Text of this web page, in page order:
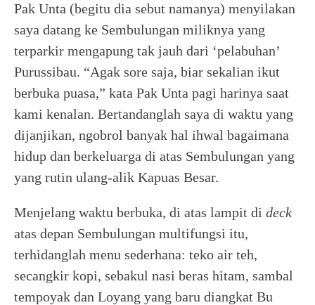
Pak Unta (begitu dia sebut namanya) menyilakan
saya datang ke Sembulungan miliknya yang
terparkir mengapung tak jauh dari ‘pelabuhan’
Purussibau. “Agak sore saja, biar sekalian ikut
berbuka puasa,” kata Pak Unta pagi harinya saat
kami kenalan. Bertandanglah saya di waktu yang
dijanjikan, ngobrol banyak hal ihwal bagaimana
hidup dan berkeluarga di atas Sembulungan yang
yang rutin ulang-alik Kapuas Besar.
Menjelang waktu berbuka, di atas lampit di deck
atas depan Sembulungan multifungsi itu,
terhidanglah menu sederhana: teko air teh,
secangkir kopi, sebakul nasi beras hitam, sambal
tempoyak dan Loyang yang baru diangkat Bu